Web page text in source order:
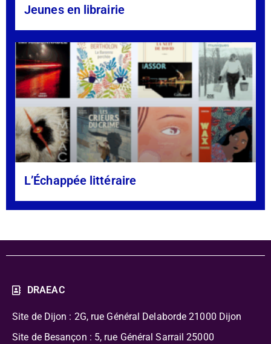
Jeunes en librairie
L’Échappée littéraire
DRAEAC
Site de Dijon : 2G, rue Général Delaborde 21000 Dijon
Site de Besançon : 5, rue Général Sarrail 25000